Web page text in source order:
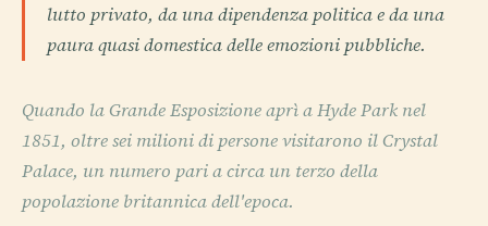
lutto privato, da una dipendenza politica e da una
paura quasi domestica delle emozioni pubbliche.
Quando la Grande Esposizione aprì a Hyde Park nel
1851, oltre sei milioni di persone visitarono il Crystal
Palace, un numero pari a circa un terzo della
popolazione britannica dell'epoca.